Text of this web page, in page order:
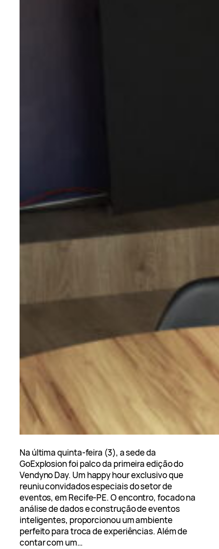
Na última quinta-feira (3), a sede da
GoExplosion foi palco da primeira edição do
Vendyno Day. Um happy hour exclusivo que
reuniu convidados especiais do setor de
eventos, em Recife-PE. O encontro, focado na
análise de dados e construção de eventos
inteligentes, proporcionou um ambiente
perfeito para troca de experiências. Além de
contar com um…